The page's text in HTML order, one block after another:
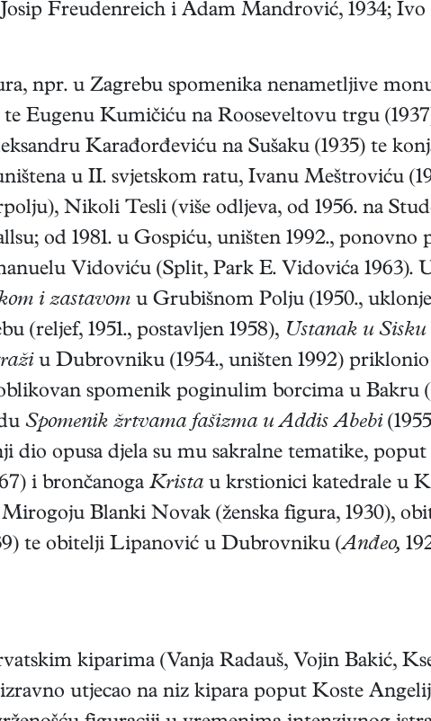
Freudenreich i Adam Mandrović, 1934; Ivo
npr. u Zagrebu spomenika nenametljive
Eugenu Kumičiću na Rooseveltovu trgu
Karađorđeviću na Sušaku (1935) te
u II. svjetskom ratu, Ivanu Meštroviću
Nikoli Tesli (više odljeva, od 1956. na
od 1981. u Gospiću, uništen 1992., ponovno
Vidoviću (Split, Park E. Vidovića 1963).
i zastavom u Grubišnom Polju (1950.,
(reljef, 1951., postavljen 1958), Ustanak u Sisku
u Dubrovniku (1954., uništen 1992)
spomenik poginulim borcima u Bakru
Spomenik žrtvama fašizma u Addis Abebi
dio opusa djela su mu sakralne tematike,
i brončanoga Krista u krstionici katedrale u
Blanki Novak (ženska figura, 1930),
te obitelji Lipanović u Dubrovniku (Anđeo,
kiparima (Vanja Radauš, Vojin Bakić,
utjecao na niz kipara poput Koste